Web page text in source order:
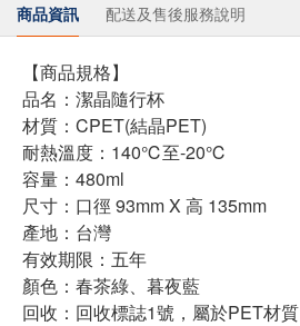
商品資訊 配送及售後服務說明
【商品規格】
品名：潔晶隨行杯
材質：CPET(結晶PET)
耐熱溫度：140℃至-20℃
容量：480ml
尺寸：口徑 93mm X 高 135mm
產地：台灣
有效期限：五年
顏色：春茶綠、暮夜藍
回收：回收標誌1號，屬於PET材質